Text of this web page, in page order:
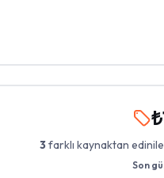
3farklı kaynaktan
Son